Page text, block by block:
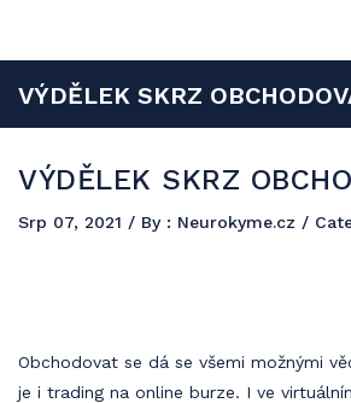
udělat dobré jméno formou PR článků s
VÝDĚLEK SKRZ
VÝDĚLEK SKRZ
Srp 07, 2021 / By : Neurokyme.cz /
Obchodovat se dá se všemi možnými
je i trading na online burze. I ve